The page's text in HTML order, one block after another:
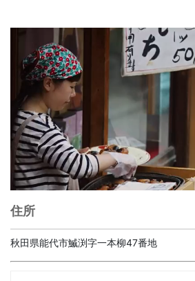
住所
秋田県能代市鰄渕字一本柳47番地